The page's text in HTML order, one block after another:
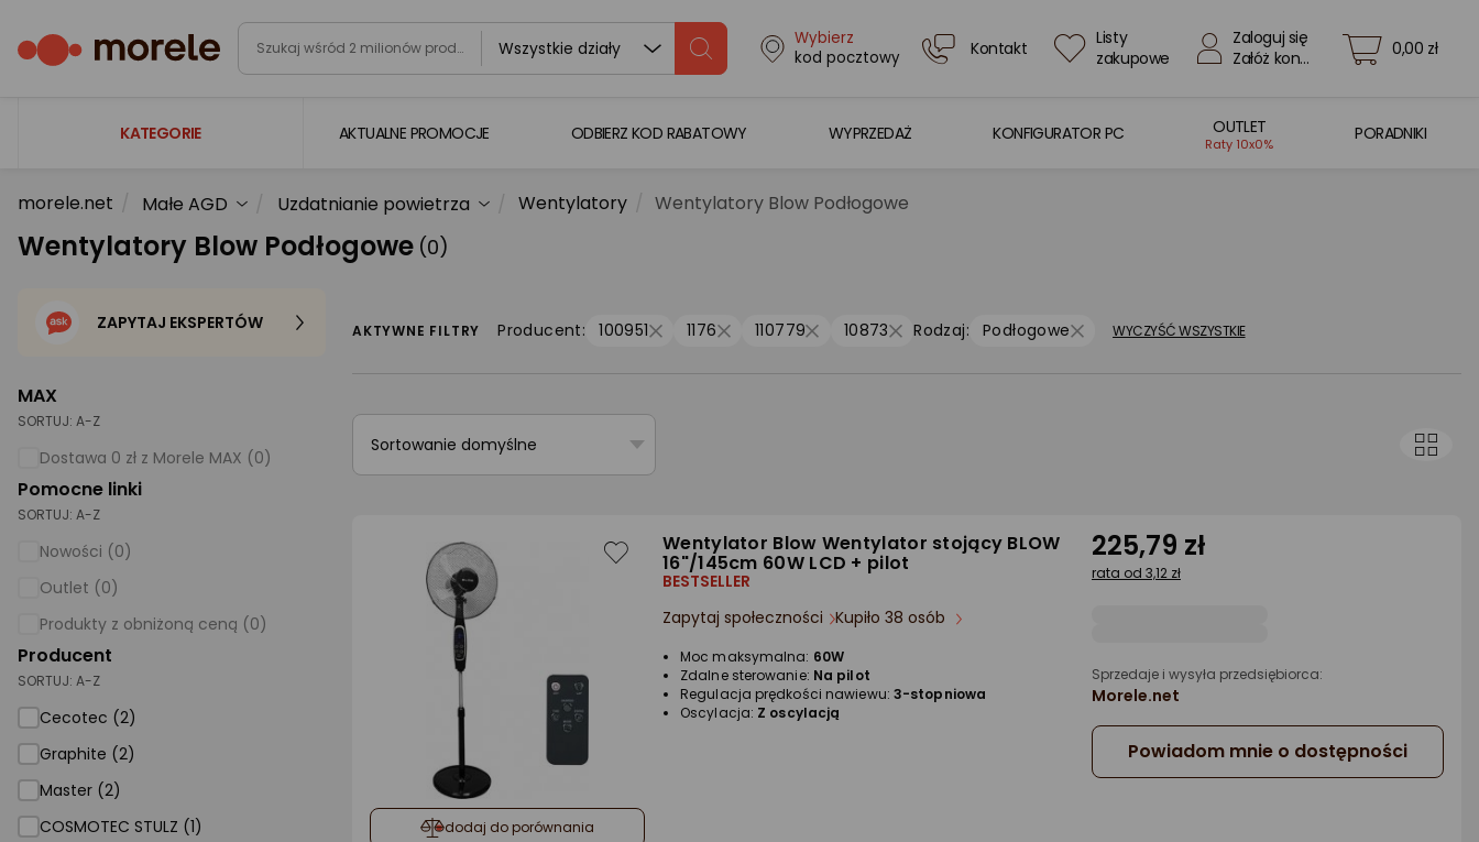
Wszystkie działy
Wybierz
kod pocztowy
Kontakt
Listy
zakupowe
Zaloguj się
Załóż konto
0,00 zł
KATEGORIE
Laptopy
Komputery
Gaming
Foto i kamery
AGD duże
Biuro i firma
Sport i turystyka
Supermarket
Strefa marek
AKTUALNE PROMOCJE ODBIERZ KOD RABATOWY WYPRZEDAŻ KONFIGURATOR PC OUTLET
Raty 10x0%
PORADNIKI
morele.net Małe AGD Uzdatnianie powietrza Wentylatory Wentylatory Blow Podłogowe
Wentylatory Blow Podłogowe (0)
MAX
SORTUJ: A-Z
Dostawa 0 zł z Morele MAX (0)
Pomocne linki
SORTUJ: A-Z
Nowości (0)
Outlet (0)
Produkty z obniżoną ceną (0)
Producent
SORTUJ: A-Z
Cecotec (2)
Graphite (2)
Master (2)
COSMOTEC STULZ (1)
ZAPYTAJ EKSPERTÓW AKTYWNE FILTRY Producent: 100951 1176 110779 10873 Rodzaj: Podłogowe WYCZYŚĆ WSZYSTKIE
Sortowanie domyślne
dodaj do porównania
Wentylator Blow Wentylator stojący BLOW
16"/145cm 60W LCD + pilot
BESTSELLER
Zapytaj społeczności Kupiło 38 osób
Moc maksymalna: 60W
Zdalne sterowanie: Na pilot
Regulacja prędkości nawiewu: 3-stopniowa
Oscylacja: Z oscylacją
225,79 zł
rata od 3,12 zł
Sprzedaje i wysyła przedsiębiorca:
Morele.net
Powiadom mnie o dostępności